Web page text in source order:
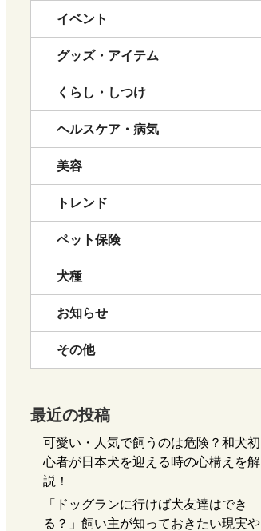
イベント
グッズ・アイテム
くらし・しつけ
ヘルスケア・病気
美容
トレンド
ペット保険
犬種
お知らせ
その他
最近の投稿
可愛い・人気で飼うのは危険？和犬初
心者が日本犬を迎える時の心構えを解
説！
「ドッグランに行けば犬友達はでき
る？」飼い主が知っておきたい現実や